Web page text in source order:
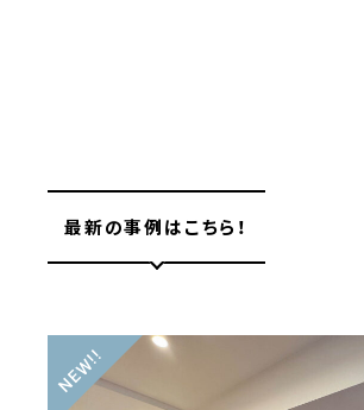
最新の事例はこちら！